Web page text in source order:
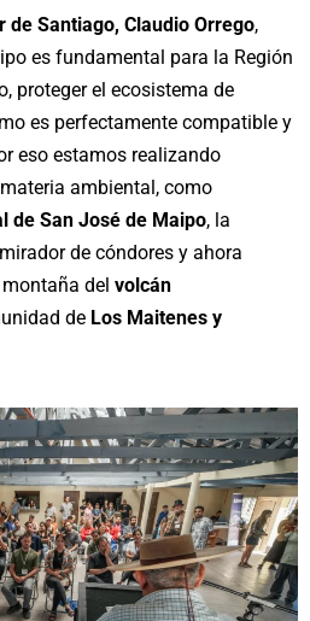
de Santiago, Claudio Orrego,
es fundamental para la Región
proteger el ecosistema de
es perfectamente compatible y
eso estamos realizando
ambiental, como
de San José de Maipo, la
de cóndores y ahora
del volcán
de Los Maitenes y